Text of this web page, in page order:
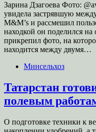
Зарина Дзагоева Фото:
увидела застрявшую
M&M’s и рассмешил
находкой он поделился
прикрепил фото, на
находится между двумя…
Минсельхоз
Татарстан
полевым
О подготовке техники к